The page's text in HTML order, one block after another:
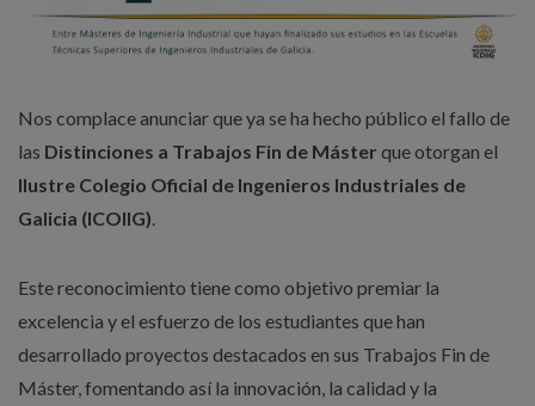
Nos complace anunciar que ya se ha hecho público el fallo de
las Distinciones a Trabajos Fin de Máster que otorgan el
Ilustre Colegio Oficial de Ingenieros Industriales de
Galicia (ICOIIG).
Este reconocimiento tiene como objetivo premiar la
excelencia y el esfuerzo de los estudiantes que han
desarrollado proyectos destacados en sus Trabajos Fin de
Máster, fomentando así la innovación, la calidad y la